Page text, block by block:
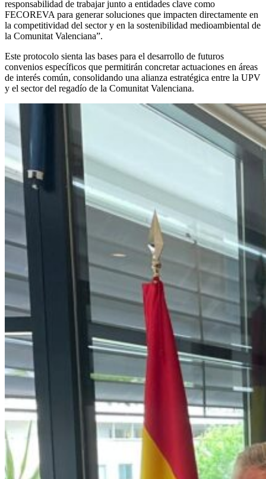
responsabilidad de trabajar junto a entidades clave como
FECOREVA para generar soluciones que impacten directamente en
la competitividad del sector y en la sostenibilidad medioambiental de
la Comunitat Valenciana”.
Este protocolo sienta las bases para el desarrollo de futuros
convenios específicos que permitirán concretar actuaciones en áreas
de interés común, consolidando una alianza estratégica entre la UPV
y el sector del regadío de la Comunitat Valenciana.